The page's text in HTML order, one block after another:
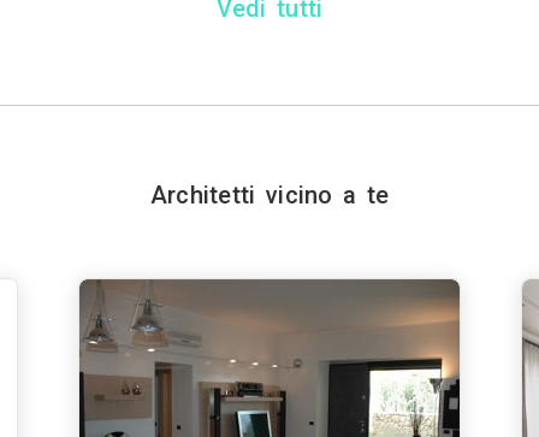
Vedi tutti
Architetti vicino a te